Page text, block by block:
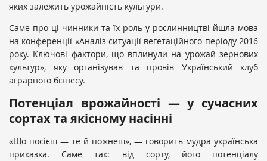
яких залежить урожайність культури.
Саме про ці чинники та їх роль у рослинництві йшла мова
на конференції «Аналіз ситуації вегетаційного періоду 2016
року. Ключові фактори, що вплинули на урожай зернових
культур», яку організував та провів Український клуб
аграрного бізнесу.
Потенціал врожайності —у сучасних
сортах та якісному насінні
«Що посієш — те й пожнеш», — говорить мудра українська
приказка. Саме так: від сорту, його потенціалу